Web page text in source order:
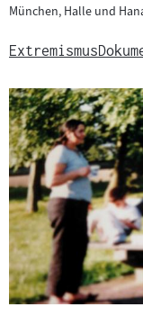
München, Halle und
Extremismus